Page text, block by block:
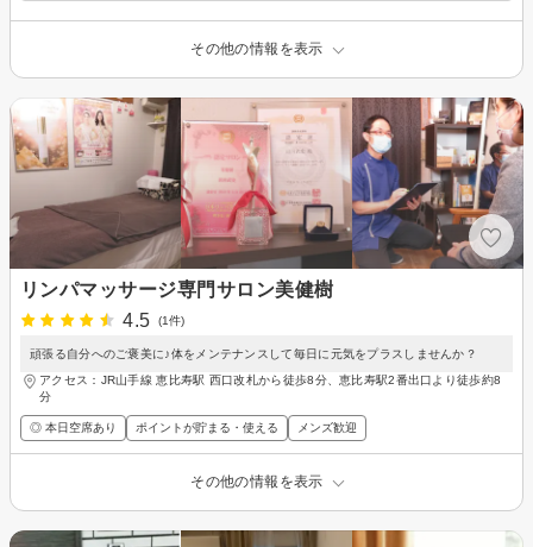
その他の情報を表示
リンパマッサージ専門サロン美健樹
4.5
(1件)
頑張る自分へのご褒美に♪体をメンテナンスして毎日に元気をプラスしませんか？
アクセス：JR山手線 恵比寿駅 西口改札から徒歩8分、恵比寿駅2番出口より徒歩約8
分
◎ 本日空席あり ポイントが貯まる・使える メンズ歓迎
その他の情報を表示